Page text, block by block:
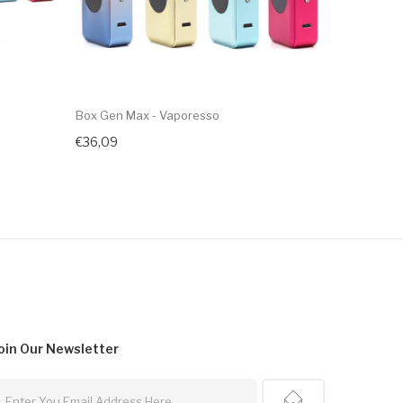
Box Gen Max - Vaporesso
€36,09
Our Newsletter